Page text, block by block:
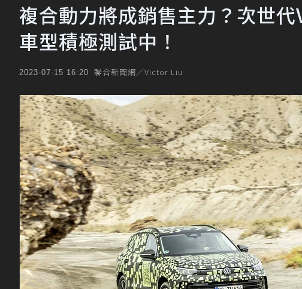
複合動力將成銷售主力？次世
車型積極測試中！
2023-07-15 16:20 聯合新聞網／Victor Liu